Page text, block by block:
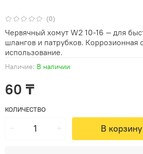
(0)
Наличие: В наличии
60 ₸
КОЛИЧЕСТВО
В корзину
Червячный хомут W2 10-16 — для
шлангов и патрубков. Коррозионная
использование.